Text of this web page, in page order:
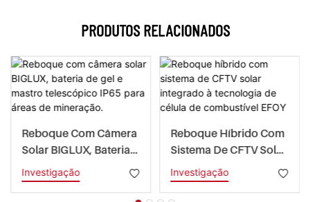
PRODUTOS RELACIONADOS
Reboque Com Câmera
Solar BIGLUX, Bateria
De Gel E Mastro
Telescópico IP65 Para
Investigação
Reboque Híbrido Com
Sistema De CFTV Solar
Integrado À
Tecnologia De Célula
Investigação